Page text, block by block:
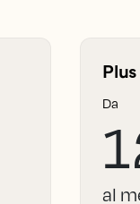
Plus
Da
al